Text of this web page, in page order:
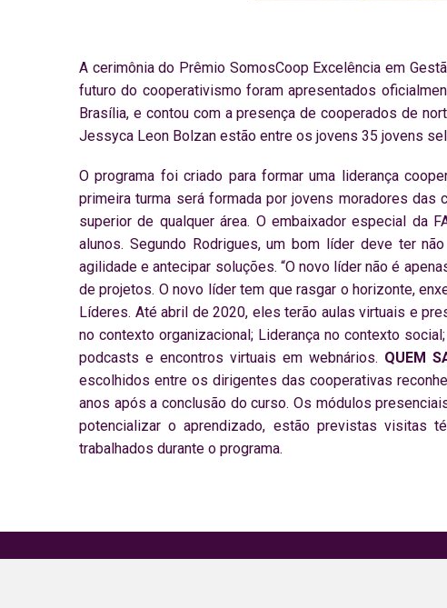
A cerimônia do Prêmio SomosCoop Excelência em
futuro do cooperativismo foram apresentados
Brasília, e contou com a presença de cooperados de
Jessyca Leon Bolzan estão entre os jovens 35 jovens
O programa foi criado para formar uma liderança
primeira turma será formada por jovens moradores
superior de qualquer área. O embaixador especial da
alunos. Segundo Rodrigues, um bom líder deve ter
agilidade e antecipar soluções. “O novo líder não é
de projetos. O novo líder tem que rasgar o horizonte,
Líderes. Até abril de 2020, eles terão aulas virtuais e
no contexto organizacional; Liderança no contexto
podcasts e encontros virtuais em webnários. QUEM
escolhidos entre os dirigentes das cooperativas
anos após a conclusão do curso. Os módulos
potencializar o aprendizado, estão previstas visitas
trabalhados durante o programa.